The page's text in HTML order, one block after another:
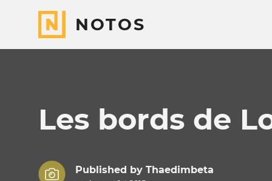
NOTOS
Les bords de
Published by Thaedimbeta